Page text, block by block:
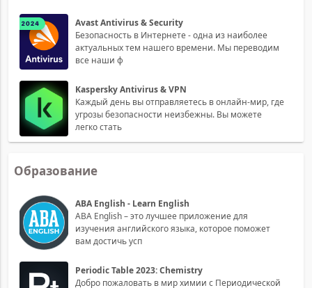
Avast Antivirus & Security
Безопасность в Интернете ​​- одна из наиболее
актуальных тем нашего времени. Мы переводим
все наши ф
Kaspersky Antivirus & VPN
Каждый день вы отправляетесь в онлайн-мир, где
угрозы безопасности неизбежны. Вы можете
легко стать
Образование
ABA English - Learn English
ABA English – это лучшее приложение для
изучения английского языка, которое поможет
вам достичь усп
Periodic Table 2023: Chemistry
Добро пожаловать в мир химии с Периодической